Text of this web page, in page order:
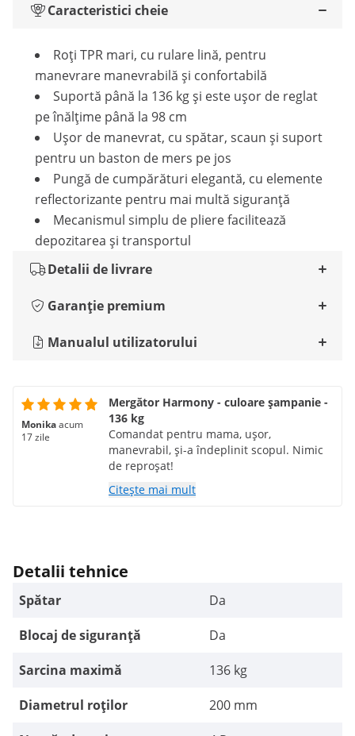
Caracteristici cheie
Roți TPR mari, cu rulare lină, pentru
manevrare manevrabilă și confortabilă
Suportă până la 136 kg și este ușor de reglat
pe înălțime până la 98 cm
Ușor de manevrat, cu spătar, scaun și suport
pentru un baston de mers pe jos
Pungă de cumpărături elegantă, cu elemente
reflectorizante pentru mai multă siguranță
Mecanismul simplu de pliere facilitează
depozitarea și transportul
Detalii de livrare
Garanție premium
Manualul utilizatorului
Monikaacum
17 zile
Mergător Harmony - culoare șampanie -
136 kg
Comandat pentru mama, ușor,
manevrabil, și-a îndeplinit scopul. Nimic
de reproșat!
Citește mai mult
Detalii tehnice
Spătar
Da
Blocaj de siguranță
Da
Sarcina maximă
136 kg
Diametrul roților
200 mm